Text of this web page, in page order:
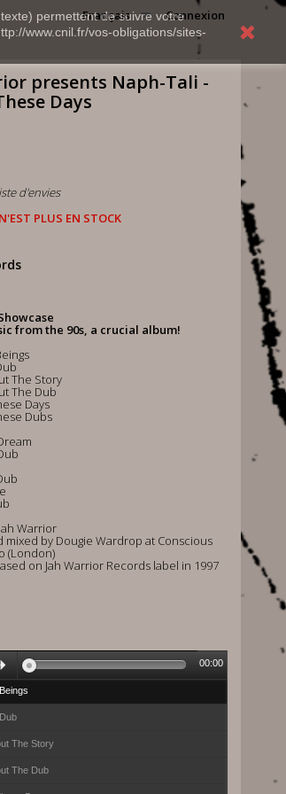
permettent de suivre votre
www.cnil.fr/vos-obligations/sites-
Connexion
Français
presents Naph-Tali -
Days
d'envies
PLUS EN STOCK
from the 90s, a crucial album!
The Story
The Dub
Days
Dubs
Warrior
mixed by Dougie Wardrop at Conscious
(London)
on Jah Warrior Records label in 1997
The Story
The Dub
00:00